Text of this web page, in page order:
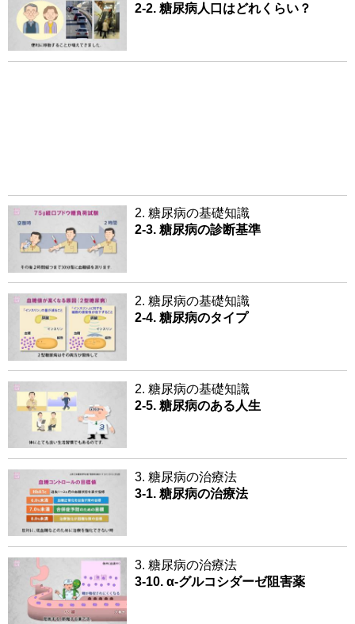
2-2. 糖尿病人口はどれくらい？
2. 糖尿病の基礎知識
2-3. 糖尿病の診断基準
2. 糖尿病の基礎知識
2-4. 糖尿病のタイプ
2. 糖尿病の基礎知識
2-5. 糖尿病のある人生
3. 糖尿病の治療法
3-1. 糖尿病の治療法
3. 糖尿病の治療法
3-10. α-グルコシダーゼ阻害薬